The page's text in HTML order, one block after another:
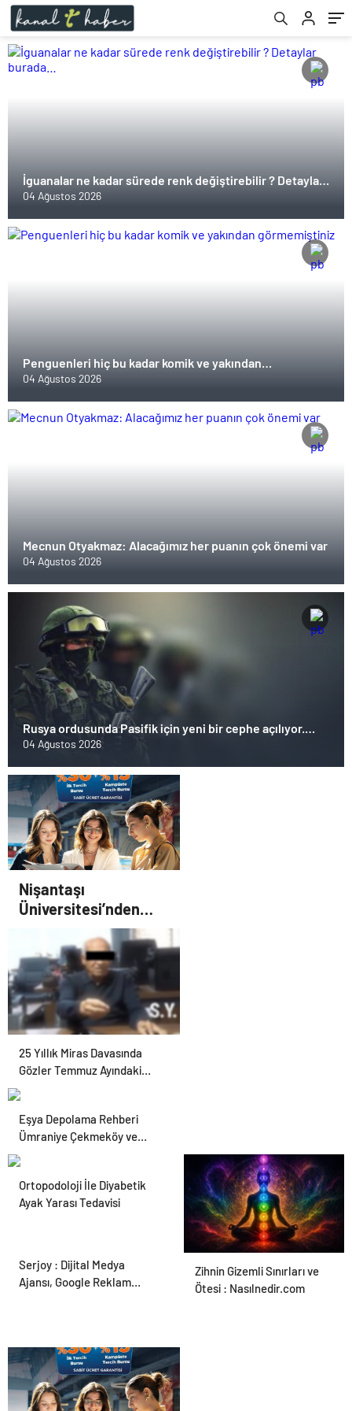
İguanalar ne kadar sürede renk değiştirebilir ? Detaylar
burada…
04 Ağustos 2026
Penguenleri hiç bu kadar komik ve yakından
görmemiştiniz
04 Ağustos 2026
Mecnun Otyakmaz: Alacağımız her puanın çok önemi var
04 Ağustos 2026
Rusya ordusunda Pasifik için yeni bir cephe açılıyor.
Çin’in ilk tepkisi!
04 Ağustos 2026
Nişantaşı
Üniversitesi’nden
2026 YKS Adaylarına
Çifte Güvence: Sabit
Ücret ve Kesintisiz
Burs
25 Yıllık Miras Davasında
Gözler Temmuz Ayındaki
Karar Duruşmasına Çevrildi
Eşya Depolama Rehberi
Ümraniye Çekmeköy ve
Kadıköy
Ortopodoloji İle Diyabetik
Ayak Yarası Tedavisi
Zihnin Gizemli Sınırları ve
Ötesi : Nasılnedir.com
Serjoy : Dijital Medya
Ajansı, Google Reklam